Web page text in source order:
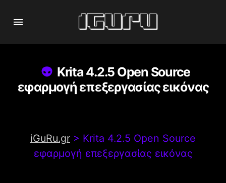
Krita 4.2.5 Open Source
εφαρμογή επεξεργασίας εικόνας
iGuRu.gr > Krita 4.2.5 Open Source
εφαρμογή επεξεργασίας εικόνας